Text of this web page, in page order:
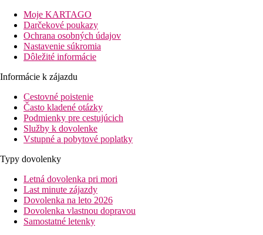
Moje KARTAGO
Darčekové poukazy
Ochrana osobných údajov
Nastavenie súkromia
Dôležité informácie
Informácie k zájazdu
Cestovné poistenie
Často kladené otázky
Podmienky pre cestujúcich
Služby k dovolenke
Vstupné a pobytové poplatky
Typy dovolenky
Letná dovolenka pri mori
Last minute zájazdy
Dovolenka na leto 2026
Dovolenka vlastnou dopravou
Samostatné letenky